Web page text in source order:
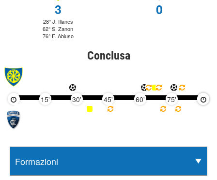
3
28° J. Illanes
62° S. Zanon
76° F. Abiuso
0
Conclusa
15' 30' 45' 60' 75' 90'